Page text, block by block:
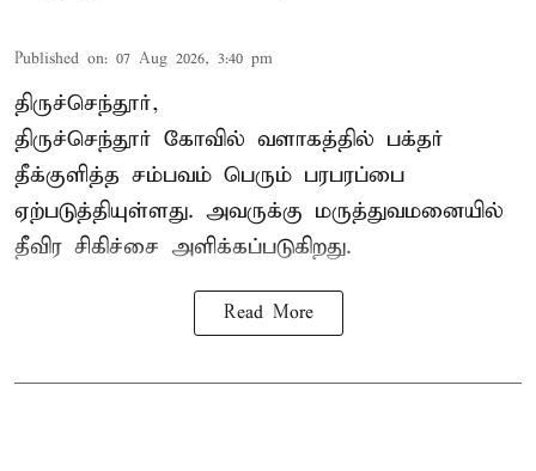
Published on: 07 Aug 2026, 3:40 pm
திருச்செந்தூர்,
திருச்செந்தூர் கோவில் வளாகத்தில் பக்தர்
தீக்குளித்த சம்பவம் பெரும் பரபரப்பை
ஏற்படுத்தியுள்ளது. அவருக்கு மருத்துவமனையில்
தீவிர சிகிச்சை அளிக்கப்படுகிறது.
Read More